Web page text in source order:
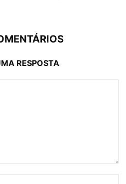
RESPOSTA